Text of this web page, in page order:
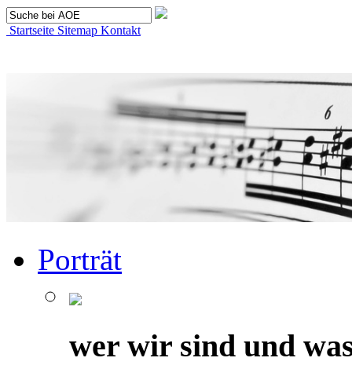
Startseite Sitemap Kontakt
Porträt
wer wir sind und